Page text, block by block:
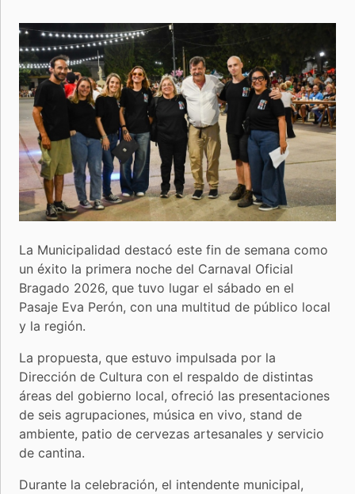
La Municipalidad destacó este fin de semana como
un éxito la primera noche del Carnaval Oficial
Bragado 2026, que tuvo lugar el sábado en el
Pasaje Eva Perón, con una multitud de público local
y la región.
La propuesta, que estuvo impulsada por la
Dirección de Cultura con el respaldo de distintas
áreas del gobierno local, ofreció las presentaciones
de seis agrupaciones, música en vivo, stand de
ambiente, patio de cervezas artesanales y servicio
de cantina.
Durante la celebración, el intendente municipal,